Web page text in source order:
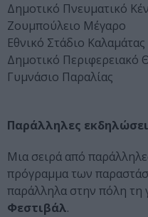
Δημοτικό Πνευματικό
Ζουμπούλειο Μέγαρο
Εθνικό Στάδιο Καλαμάτας
Δημοτικό Περιφερειακό
Γυμνάσιο Παραλίας
Παράλληλες
Μια σειρά από
πρόγραμμα των
παράλληλα στην πόλη τη
Φεστιβάλ.